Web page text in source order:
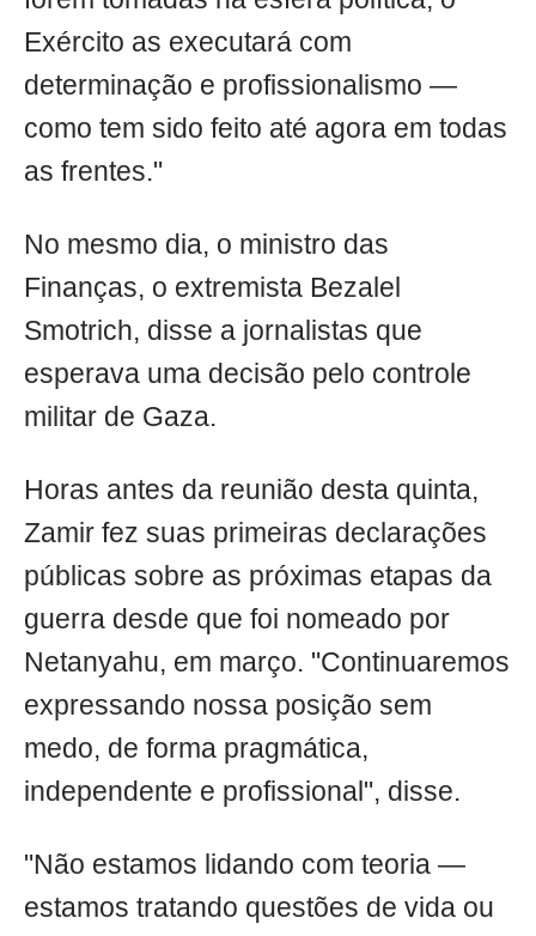
Exército as executará com
determinação e profissionalismo —
como tem sido feito até agora em todas
as frentes."
No mesmo dia, o ministro das
Finanças, o extremista Bezalel
Smotrich, disse a jornalistas que
esperava uma decisão pelo controle
militar de Gaza.
Horas antes da reunião desta quinta,
Zamir fez suas primeiras declarações
públicas sobre as próximas etapas da
guerra desde que foi nomeado por
Netanyahu, em março. "Continuaremos
expressando nossa posição sem
medo, de forma pragmática,
independente e profissional", disse.
"Não estamos lidando com teoria —
estamos tratando questões de vida ou